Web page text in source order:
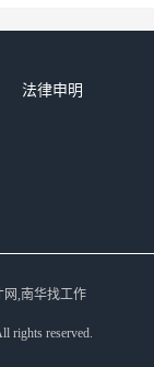
法律申明
网,南华找工作
rights reserved.